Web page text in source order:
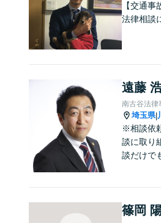
【交通
法律相談
遠藤
南古谷法律
埼玉県|
※相談依
談に取り
談だけで
篠岡